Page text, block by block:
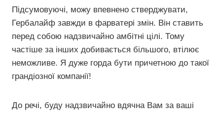
Підсумовуючі, можу впевнено стверджувати,
Гербалайф завжди в фарватері змін. Він ставить
перед собою надзвичайно амбітні цілі. Тому
частіше за інших добивається більшого, втілює
неможливе. Я дуже горда бути причетною до такої
грандіозної компанії!
До речі, буду надзвичайно вдячна Вам за ваші